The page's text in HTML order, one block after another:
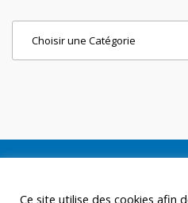
Ce site utilise des cookies afin